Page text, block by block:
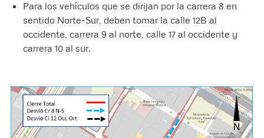
Para los vehículos que se dirijan por la carrera 8 en
sentido Norte-Sur, deben tomar la calle 12B al
occidente, carrera 9 al norte, calle 17 al occidente y
carrera 10 al sur.